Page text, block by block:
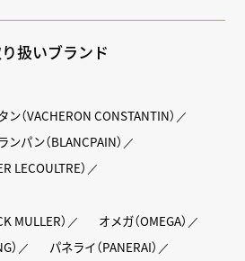
扱いブランド
（VACHERON CONSTANTIN）
ンパン（BLANCPAIN）
LECOULTRE）
MULLER）
オメガ（OMEGA）
）
パネライ（PANERAI）